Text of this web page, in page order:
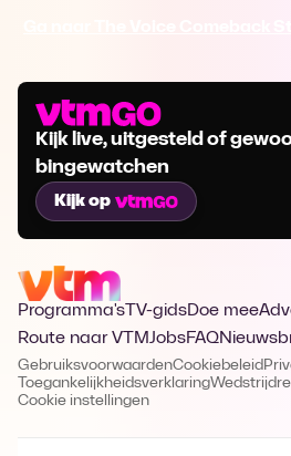
Kijk live, uitgesteld of
bingewatchen
Kijk op
Programma's TV-gidsDoe mee
Route naar VTMJobsFAQ
GebruiksvoorwaardenCookiebeleid
Toegankelijkheidsverklaring
Cookie instellingen